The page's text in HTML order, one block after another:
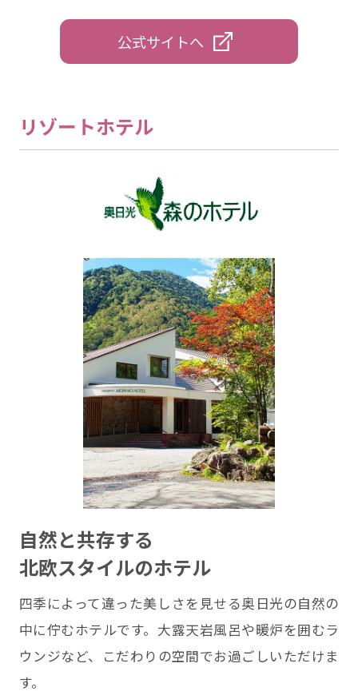
公式サイトへ
リゾートホテル
自然と共存する
北欧スタイルのホテル
四季によって違った美しさを見せる奥日光の自然の
中に佇むホテルです。大露天岩風呂や暖炉を囲むラ
ウンジなど、こだわりの空間でお過ごしいただけま
す。